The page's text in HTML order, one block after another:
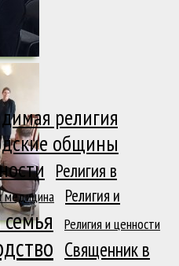
религия
общины
Религия в
медицина
Религия и
Религия и ценности
Священник в